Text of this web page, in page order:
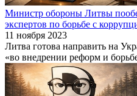
Министр обороны Литвы
экспертов по борьбе с
11 ноября 2023
Литва готова направить на
«во внедрении реформ и